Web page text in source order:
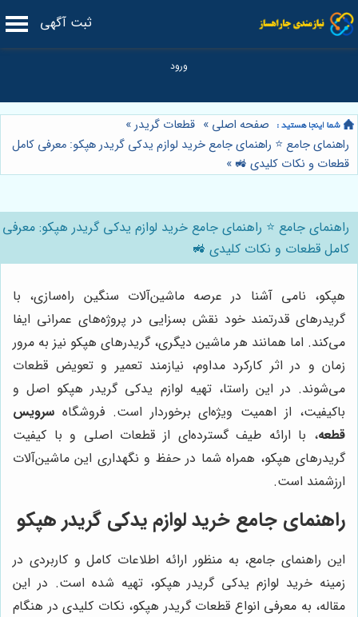
ثبت آگهی
صفحه اصلی » قطعات گریدر»
راهنمای جامع ⭐️ راهنمای جامع خرید لوازم یدکی گریدر هپکو: معرفی کامل
قطعات و نکات کلیدی 🚜 »
راهنمای جامع ⭐️ راهنمای جامع خرید لوازم یدکی گریدر هپکو: معرفی
کامل قطعات و نکات کلیدی 🚜
هپکو، نامی آشنا در عرصه ماشین‌آلات سنگین راه‌سازی، با
گریدرهای قدرتمند خود نقش بسزایی در پروژه‌های عمرانی ایفا
می‌کند. اما همانند هر ماشین دیگری، گریدرهای هپکو نیز به مرور
زمان و در اثر کارکرد مداوم، نیازمند تعمیر و تعویض قطعات
می‌شوند. در این راستا، تهیه لوازم یدکی گریدر هپکو اصل و
باکیفیت، از اهمیت ویژه‌ای برخوردار است. فروشگاه سرویس
قطعه، با ارائه طیف گسترده‌ای از قطعات اصلی و با کیفیت
گریدرهای هپکو، همراه شما در حفظ و نگهداری این ماشین‌آلات
ارزشمند است.
راهنمای جامع خرید لوازم یدکی گریدر هپکو
این راهنمای جامع، به منظور ارائه اطلاعات کامل و کاربردی در
زمینه خرید لوازم یدکی گریدر هپکو، تهیه شده است. در این
مقاله، به معرفی انواع قطعات گریدر هپکو، نکات کلیدی در هنگام